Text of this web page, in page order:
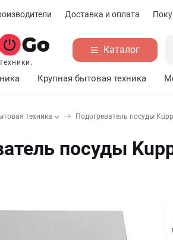
Доставка и оплата
Каталог
Крупная бытовая техника
техника Подогреватель посуды
посуды